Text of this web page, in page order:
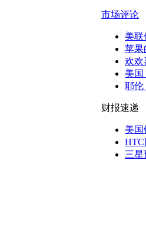
市场评论
美联
苹果
欢欢
美
耶伦
财报速递
美国
HTC
三星